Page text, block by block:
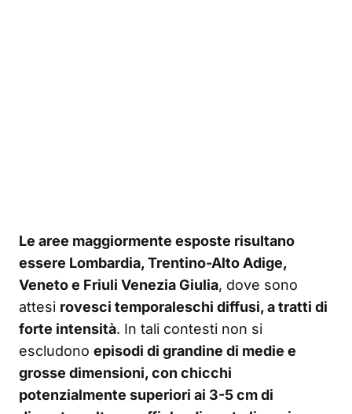
Le aree maggiormente esposte risultano
essere Lombardia, Trentino-Alto Adige,
Veneto e Friuli Venezia Giulia, dove sono
attesi rovesci temporaleschi diffusi, a tratti di
forte intensità. In tali contesti non si
escludono episodi di grandine di medie e
grosse dimensioni, con chicchi
potenzialmente superiori ai 3-5 cm di